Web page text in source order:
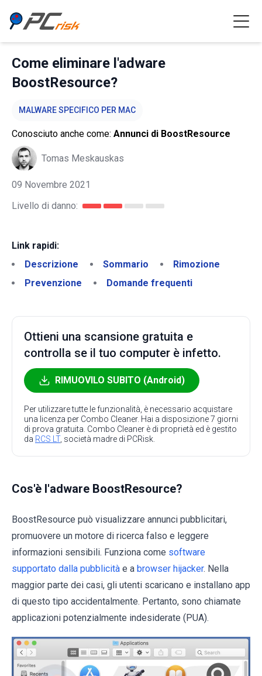
Come eliminare l'adware
BoostResource?
MALWARE SPECIFICO PER MAC
Conosciuto anche come: Annunci di BoostResource
Tomas Meskauskas
09 Novembre 2021
Livello di danno:
Link rapidi:
Descrizione
Sommario
Rimozione
Prevenzione
Domande frequenti
Ottieni una scansione gratuita e
controlla se il tuo computer è infetto.
RIMUOVILO SUBITO (Android)
Per utilizzare tutte le funzionalità, è necessario acquistare
una licenza per Combo Cleaner. Hai a disposizione 7 giorni
di prova gratuita. Combo Cleaner è di proprietà ed è gestito
da RCS LT, società madre di PCRisk.
Cos'è l'adware BoostResource?
BoostResource può visualizzare annunci pubblicitari,
promuovere un motore di ricerca falso e leggere
informazioni sensibili. Funziona come software
supportato dalla pubblicità e a browser hijacker. Nella
maggior parte dei casi, gli utenti scaricano e installano app
di questo tipo accidentalmente. Pertanto, sono chiamate
applicazioni potenzialmente indesiderate (PUA).